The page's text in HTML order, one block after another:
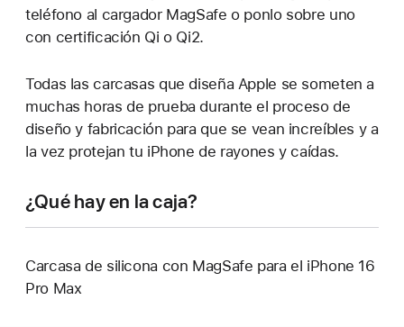
teléfono al cargador MagSafe o ponlo sobre uno
con certificación Qi o Qi2.
Todas las carcasas que diseña Apple se someten a
muchas horas de prueba durante el proceso de
diseño y fabricación para que se vean increíbles y a
la vez protejan tu iPhone de rayones y caídas.
¿Qué hay en la caja?
Carcasa de silicona con MagSafe para el iPhone 16
Pro Max